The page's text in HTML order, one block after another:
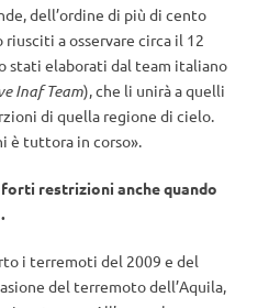
dell’ordine di più di cento
a osservare circa il 12
stati elaborati dal team italiano
Inaf Team), che li unirà a quelli
di quella regione di cielo.
è tuttora in corso».
restrizioni anche quando
i terremoti del 2009 e del
del terremoto dell’Aquila,